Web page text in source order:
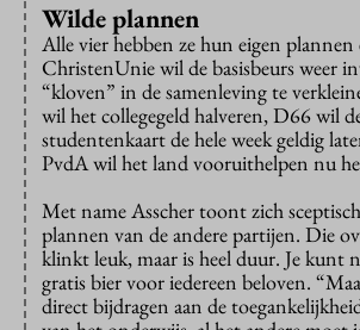
Wilde plannen
Alle vier hebben ze hun eigen
ChristenUnie wil de basisbeurs weer
“kloven” in de samenleving te
wil het collegegeld halveren, D66 wil
studentenkaart de hele week geldig
PvdA wil het land vooruithelpen nu
Met name Asscher toont zich
plannen van de andere partijen. Die
klinkt leuk, maar is heel duur. Je kunt
gratis bier voor iedereen beloven.
direct bijdragen aan de